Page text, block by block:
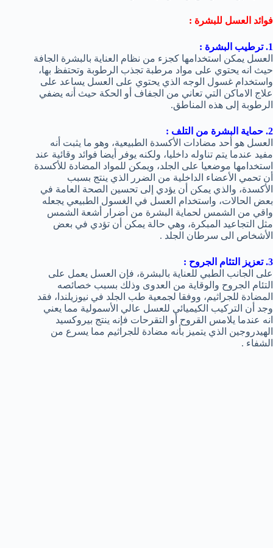
فوائد العسل للبشرة :
1. ترطيب البشرة :
العسل يمكن استخدامها كجزء من نظام العناية بالبشرة الجافة
حيث انه يحتوي على مواد مرطبة تجذب الرطوبة وتحتفظ بها،
واستخدام غسول الوجه الذي يحتوي على العسل يساعد على
علاج الاماكن التي تعاني من الجفاف أو الحكة حيث أنه يضفي
الرطوبة إلى هذه المناطق.
2. حماية البشرة من التلف :
العسل هو أحد مضادات الأكسدة الطبيعية، وهو ما يثبت أنه
مفيد عندما يتم تناوله داخليا، ولكنه يوفر أيضا فوائد وقائية عند
استخدامها موضعيا على الجلد، ويمكن للمواد المضادة للأكسدة
أن تحمي الأعضاء الداخلية من الضرر الذي ينتج بسبب
الأكسدة، والذي يمكن أن يؤدي إلى تحسين الصحة العامة في
بعض الحالات، واستخدام العسل في الغسول الطبيعي يجعله
واقي من الشمس لحماية البشرة من أضرار أشعة الشمس
مثل التجاعيد المبكرة، وهي حالة يمكن أن تؤدي في بعض
الأشخاص الى سرطان الجلد .
3. تعزيز التئام الجروح :
على الجانب الطبي للعناية بالبشرة، فإن العسل يعمل على
التئام الجروح والوقاية من العدوى وذلك بسبب خصائصه
المضادة للجراثيم، ووفقا لجمعية طب الجلد في نيوزيلندا، فقد
وجد أن التركيب الكيميائي للعسل عالي الأسمولية مما يعني
انه عندما يلامس القروح أو التقرحات فإنه ينتج بيروكسيد
الهيدروجين الذي يتميز بأنه مضادة للجراثيم مما يسرع من
الشفاء .